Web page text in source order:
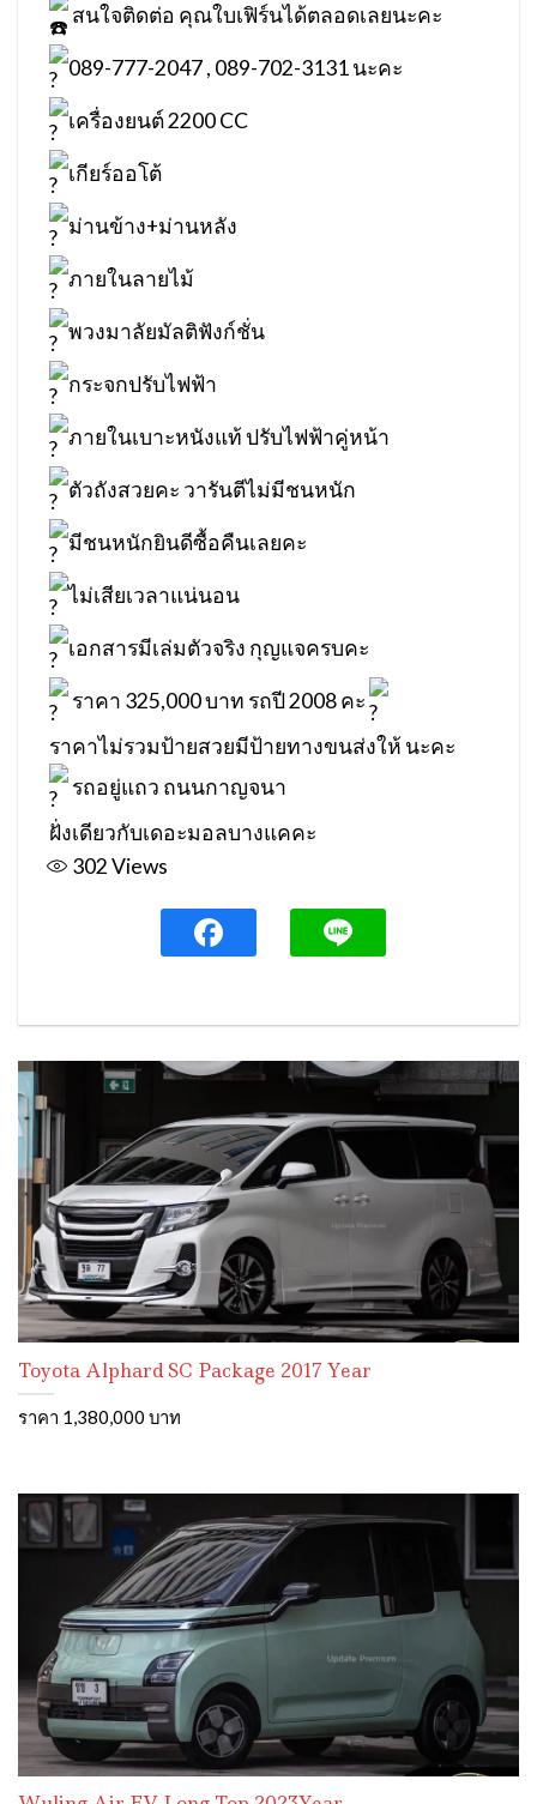
สนใจติดต่อ คุณใบเฟิร์นได้ตลอดเลยนะคะ
089-777-2047 , 089-702-3131 นะคะ
เครื่องยนต์ 2200 CC
เกียร์ออโต้
ม่านข้าง+ม่านหลัง
ภายในลายไม้
พวงมาลัยมัลติฟังก์ชั่น
กระจกปรับไฟฟ้า
ภายในเบาะหนังแท้ ปรับไฟฟ้าคู่หน้า
ตัวถังสวยคะ วารันตีไม่มีชนหนัก
มีชนหนักยินดีซื้อคืนเลยคะ
ไม่เสียเวลาแน่นอน
เอกสารมีเล่มตัวจริง กุญแจครบคะ
ราคา 325,000 บาท รถปี 2008 คะ
ราคาไม่รวมป้ายสวยมีป้ายทางขนส่งให้ นะคะ
รถอยู่แถว ถนนกาญจนา
ฝั่งเดียวกับเดอะมอลบางแคคะ
302Views
Toyota Alphard SC Package 2017 Year
ราคา 1,380,000 บาท